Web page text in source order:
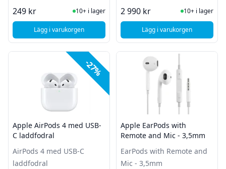
249 kr I Lager
10+ i lager
Lägg i varukorgen, Samsung AKG - Headset - USB-C - Vit
2 990 kr I Lager
10+ i lager
Lägg i varukorgen, Apple AirPods Pro 3
-27%
Apple AirPods 4 med USB-
C laddfodral
AirPods 4 med USB-C
laddfodral
Apple EarPods with
Remote and Mic - 3,5mm
EarPods with Remote and
Mic - 3,5mm